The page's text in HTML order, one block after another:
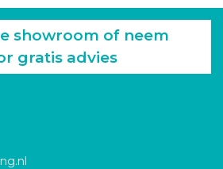
showroom of neem
gratis advies